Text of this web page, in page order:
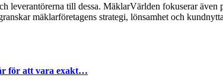
leverantörerna till dessa. MäklarVärlden fokuserar
mäklarföretagens strategi, lönsamhet och
för att vara exakt…